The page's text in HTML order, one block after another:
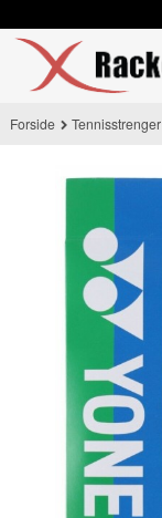
til
innholdet
Forside Tennisstrenger